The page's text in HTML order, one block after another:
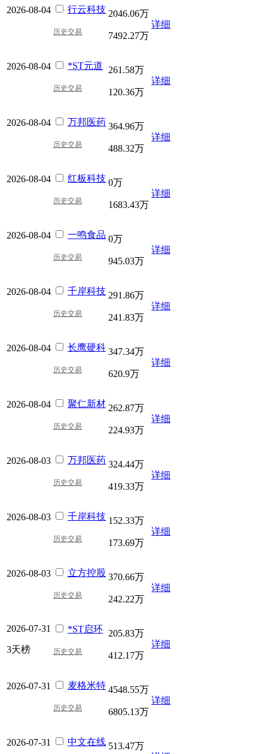
2026-08-04 行云科技
历史交易
2046.06万
7492.27万
详细
2026-08-04 *ST元道
历史交易
261.58万
120.36万
详细
2026-08-04 万邦医药
历史交易
364.96万
488.32万
详细
2026-08-04 红板科技
历史交易
0万
1683.43万
详细
2026-08-04 一鸣食品
历史交易
0万
945.03万
详细
2026-08-04 千岸科技
历史交易
291.86万
241.83万
详细
2026-08-04 长鹰硬科
历史交易
347.34万
620.9万
详细
2026-08-04 聚仁新材
历史交易
262.87万
224.93万
详细
2026-08-03 万邦医药
历史交易
324.44万
419.33万
详细
2026-08-03 千岸科技
历史交易
152.33万
173.69万
详细
2026-08-03 立方控股
历史交易
370.66万
242.22万
详细
2026-07-31
3天榜
*ST启环
历史交易
205.83万
412.17万
详细
2026-07-31 麦格米特
历史交易
4548.55万
6805.13万
详细
2026-07-31 中文在线 513.47万